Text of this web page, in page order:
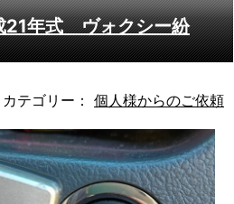
年式 ヴォクシー紛
カテゴリー： 個人様からのご依頼